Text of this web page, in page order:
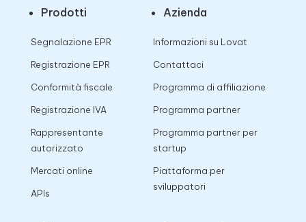
Prodotti
Segnalazione EPR
Registrazione EPR
Conformità fiscale
Registrazione IVA
Rappresentante
autorizzato
Mercati online
APIs
Azienda
Informazioni su Lovat
Contattaci
Programma di affiliazione
Programma partner
Programma partner per
startup
Piattaforma per
sviluppatori